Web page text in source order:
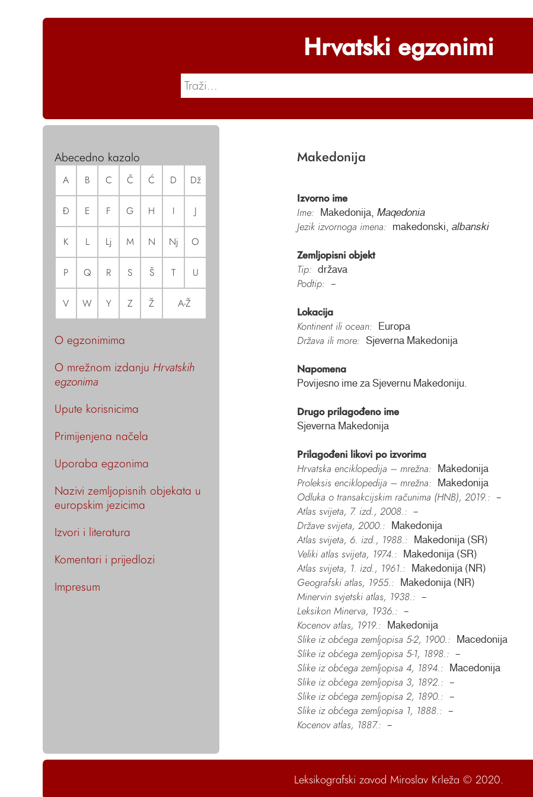
Hrvatski egzonimi
Abecedno kazalo
A B C Č Ć D Dž
Đ E F G H I J
K L Lj M N Nj O
P Q R S Š T U
V W Y Z Ž A-Ž
O egzonimima
O mrežnom izdanju Hrvatskih
egzonima
Upute korisnicima
Primijenjena načela
Uporaba egzonima
Nazivi zemljopisnih objekata u
europskim jezicima
Izvori i literatura
Komentari i prijedlozi
Impresum
Makedonija
Izvorno ime
Ime:
Makedonija, Maqedonia
Jezik izvornoga imena: makedonski, albanski
Zemljopisni objekt
Tip:
država
Podtip: –
Lokacija
Kontinent ili ocean:
Europa
Država ili more: Sjeverna Makedonija
Napomena
Povijesno ime za Sjevernu Makedoniju.
Drugo prilagođeno ime
Sjeverna Makedonija
Prilagođeni likovi po izvorima
Hrvatska enciklopedija – mrežna:
Makedonija
Proleksis enciklopedija – mrežna: Makedonija
Odluka o transakcijskim računima (HNB), 2019.: –
Atlas svijeta, 7. izd., 2008.: –
Države svijeta, 2000.: Makedonija
Atlas svijeta, 6. izd., 1988.: Makedonija (SR)
Veliki atlas svijeta, 1974.: Makedonija (SR)
Atlas svijeta, 1. izd., 1961.: Makedonija (NR)
Geografski atlas, 1955.: Makedonija (NR)
Minervin svjetski atlas, 1938.: –
Leksikon Minerva, 1936.: –
Kocenov atlas, 1919.: Makedonija
Slike iz obćega zemljopisa 5-2, 1900.: Macedonija
Slike iz obćega zemljopisa 5-1, 1898.: –
Slike iz obćega zemljopisa 4, 1894.: Macedonija
Slike iz obćega zemljopisa 3, 1892.: –
Slike iz obćega zemljopisa 2, 1890.: –
Slike iz obćega zemljopisa 1, 1888.: –
Kocenov atlas, 1887.: –
Leksikografski zavod Miroslav Krleža © 2020.